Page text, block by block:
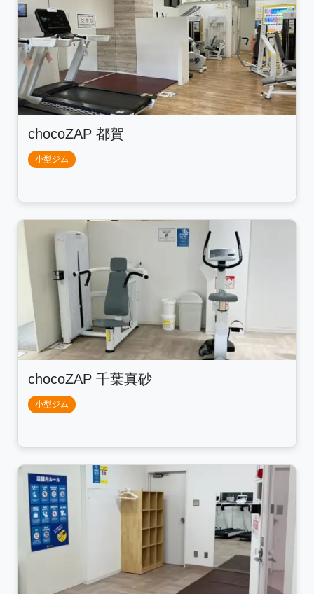
chocoZAP 都賀
小型ジム
chocoZAP 千葉真砂
小型ジム